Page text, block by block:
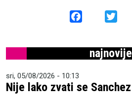
Facebook
najnovije
sri, 05/08/2026 - 10:13
Nije lako zvati se Sanchez